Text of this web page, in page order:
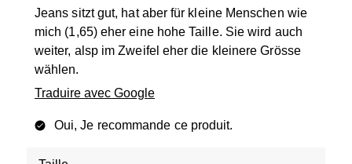
Jeans sitzt gut, hat aber für kleine Menschen wie
mich (1,65) eher eine hohe Taille. Sie wird auch
weiter, alsp im Zweifel eher die kleinere Grösse
wählen.
Traduire avec Google
Oui, Je recommande ce produit.